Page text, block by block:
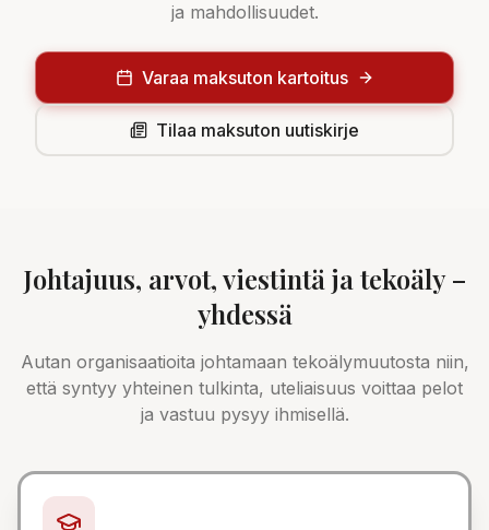
ja mahdollisuudet.
Varaa maksuton kartoitus
Tilaa maksuton uutiskirje
Johtajuus, arvot, viestintä ja tekoäly –
yhdessä
Autan organisaatioita johtamaan tekoälymuutosta niin,
että syntyy yhteinen tulkinta, uteliaisuus voittaa pelot
ja vastuu pysyy ihmisellä.